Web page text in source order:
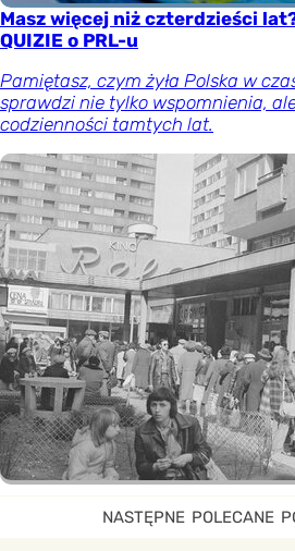
Masz więcej niż czterdzieści
QUIZIE o PRL-u
Pamiętasz, czym żyła Polska w
sprawdzi nie tylko wspomnienia,
codzienności tamtych lat.